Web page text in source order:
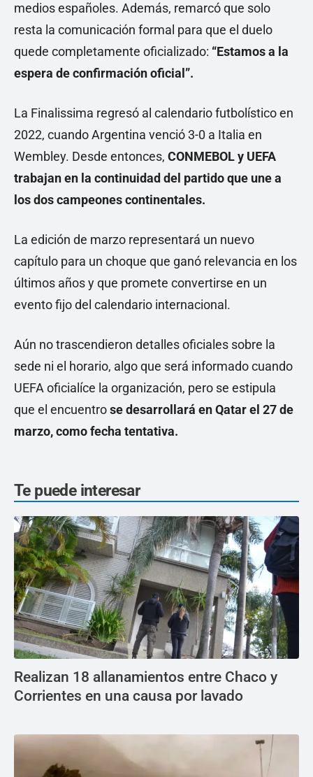
medios españoles. Además, remarcó que solo
resta la comunicación formal para que el duelo
quede completamente oficializado: “Estamos a la
espera de confirmación oficial”.
La Finalissima regresó al calendario futbolístico en
2022, cuando Argentina venció 3-0 a Italia en
Wembley. Desde entonces, CONMEBOL y UEFA
trabajan en la continuidad del partido que une a
los dos campeones continentales.
La edición de marzo representará un nuevo
capítulo para un choque que ganó relevancia en los
últimos años y que promete convertirse en un
evento fijo del calendario internacional.
Aún no trascendieron detalles oficiales sobre la
sede ni el horario, algo que será informado cuando
UEFA oficialíce la organización, pero se estipula
que el encuentrose desarrollará en Qatar el 27 de
marzo, como fecha tentativa.
Te puede interesar
Realizan 18 allanamientos entre Chaco y
Corrientes en una causa por lavado